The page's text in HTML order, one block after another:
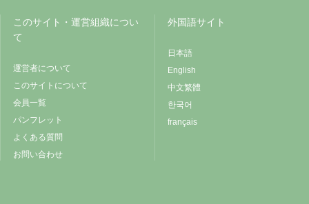
このサイト・運営組織につい
て
運営者について
このサイトについて
会員一覧
パンフレット
よくある質問
お問い合わせ
外国語サイト
日本語
English
中文繁體
한국어
français